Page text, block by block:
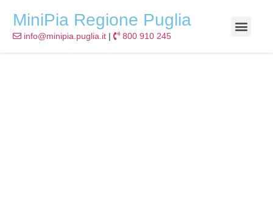
MiniPia Regione Puglia
info@minipia.puglia.it | 800 910 245